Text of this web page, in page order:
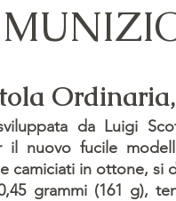
da Luigi
il nuovo fucile
camiciati in ottone, si
grammi (161 g),